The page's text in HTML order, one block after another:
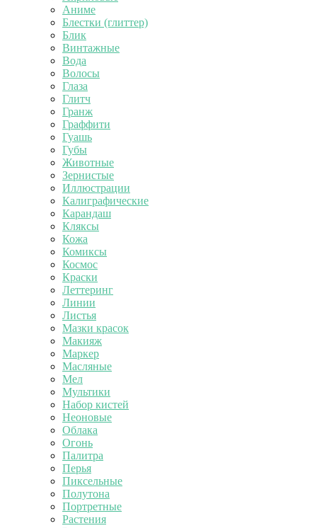
Аниме
Блестки (глиттер)
Блик
Винтажные
Вода
Волосы
Глаза
Глитч
Гранж
Граффити
Гуашь
Губы
Животные
Зернистые
Иллюстрации
Калиграфические
Карандаш
Кляксы
Кожа
Комиксы
Космос
Краски
Леттеринг
Линии
Листья
Мазки красок
Макияж
Маркер
Масляные
Мел
Мультики
Набор кистей
Неоновые
Облака
Огонь
Палитра
Перья
Пиксельные
Полутона
Портретные
Растения